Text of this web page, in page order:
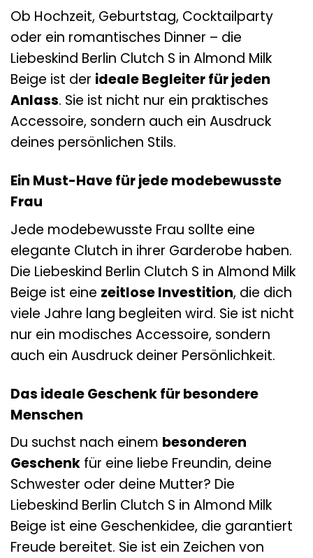
Ob Hochzeit, Geburtstag, Cocktailparty
oder ein romantisches Dinner – die
Liebeskind Berlin Clutch S in Almond Milk
Beige ist der ideale Begleiter für jeden
Anlass. Sie ist nicht nur ein praktisches
Accessoire, sondern auch ein Ausdruck
deines persönlichen Stils.
Ein Must-Have für jede modebewusste
Frau
Jede modebewusste Frau sollte eine
elegante Clutch in ihrer Garderobe haben.
Die Liebeskind Berlin Clutch S in Almond Milk
Beige ist eine zeitlose Investition, die dich
viele Jahre lang begleiten wird. Sie ist nicht
nur ein modisches Accessoire, sondern
auch ein Ausdruck deiner Persönlichkeit.
Das ideale Geschenk für besondere
Menschen
Du suchst nach einem besonderen
Geschenk für eine liebe Freundin, deine
Schwester oder deine Mutter? Die
Liebeskind Berlin Clutch S in Almond Milk
Beige ist eine Geschenkidee, die garantiert
Freude bereitet. Sie ist ein Zeichen von